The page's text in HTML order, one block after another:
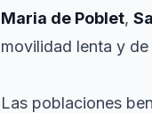
Maria de Poblet,
movilidad lenta y
Las poblaciones